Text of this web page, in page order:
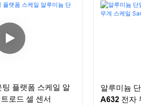
플랫폼 스케일 알
로드 셀 센서
알루미늄
A632 전자